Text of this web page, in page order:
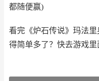
都随便赢)
看完 《炉石传说》玛法
得简单多了？快去游戏里